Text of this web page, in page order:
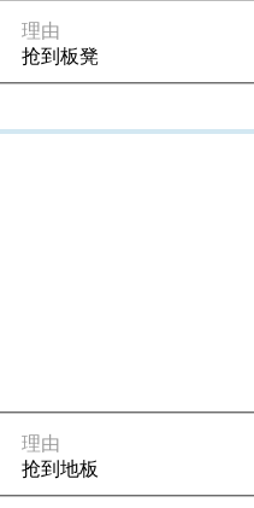
理由
抢到板凳
理由
抢到地板